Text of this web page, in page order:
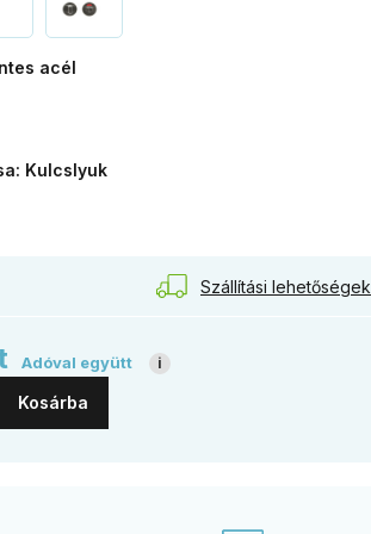
acél
Kulcslyuk
Szállítási lehetőségek
Adóval együtt i
Kosárba